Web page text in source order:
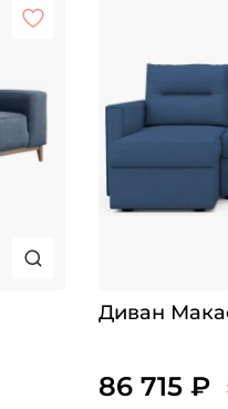
Диван
86 715 ₽